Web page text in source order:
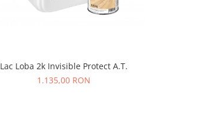
Lac Loba 2k Invisible Protect A.T.
1.135,00 RON